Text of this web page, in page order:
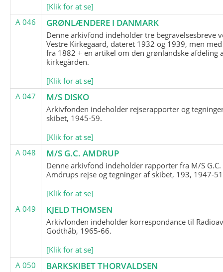
[Klik for at se]
A 046
GRØNLÆNDERE I DANMARK
Denne arkivfond indeholder tre begravelsesbreve
Vestre Kirkegaard, dateret 1932 og 1939, men
fra 1882 + en artikel om den grønlandske afdeling
kirkegården.
[Klik for at se]
A 047
M/S DISKO
Arkivfonden indeholder rejserapporter og
skibet, 1945-59.
[Klik for at se]
A 048
M/S G.C. AMDRUP
Denne arkivfond indeholder rapporter fra M/S G.C.
Amdrups rejse og tegninger af skibet, 193, 1947-
[Klik for at se]
A 049
KJELD THOMSEN
Arkivfonden indeholder korrespondance til
Godthåb, 1965-66.
[Klik for at se]
A 050
BARKSKIBET THORVALDSEN